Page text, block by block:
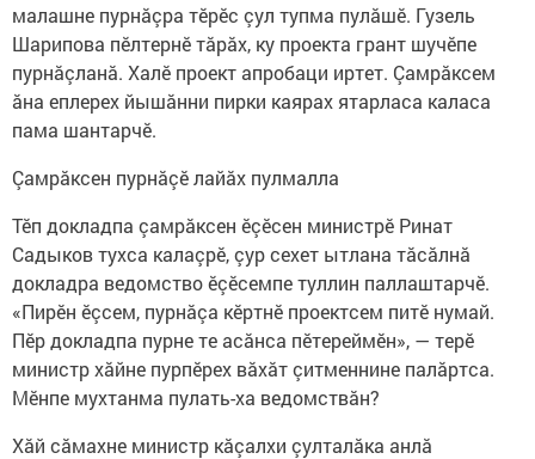
малашне пурнăçра тӗрӗс çул тупма пулăшӗ. Гузель
Шарипова пӗлтернӗ тăрăх, ку проекта грант шучӗпе
пурнăçланă. Халӗ проект апробаци иртет. Çамрăксем
ăна еплерех йышăнни пирки каярах ятарласа каласа
пама шантарчӗ.
Çамрăксен пурнăçӗ лайăх пулмалла
Тӗп докладпа çамрăксен ӗçӗсен министрӗ Ринат
Садыков тухса калаçрӗ, çур сехет ытлана тăсăлнă
докладра ведомство ӗçӗсемпе туллин паллаштарчӗ.
«Пирӗн ӗçсем, пурнăçа кӗртнӗ проектсем питӗ нумай.
Пӗр докладпа пурне те асăнса пӗтереймӗн», — терӗ
министр хăйне пурпӗрех вăхăт çитменнине палăртса.
Мӗнпе мухтанма пулать-ха ведомствăн?
Хăй сăмахне министр кăçалхи çулталăка анлă